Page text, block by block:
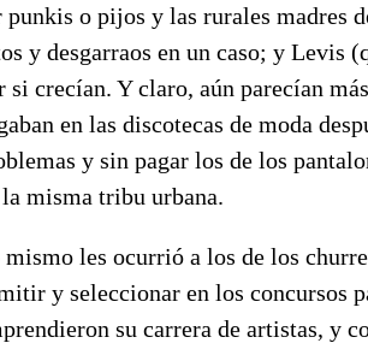
punkis o pijos y las rurales madres
y desgarraos en un caso; y Levis
si crecían. Y claro, aún parecían
en las discotecas de moda
y sin pagar los de los
misma tribu urbana.
les ocurrió a los de los
y seleccionar en los concursos
su carrera de artistas, y